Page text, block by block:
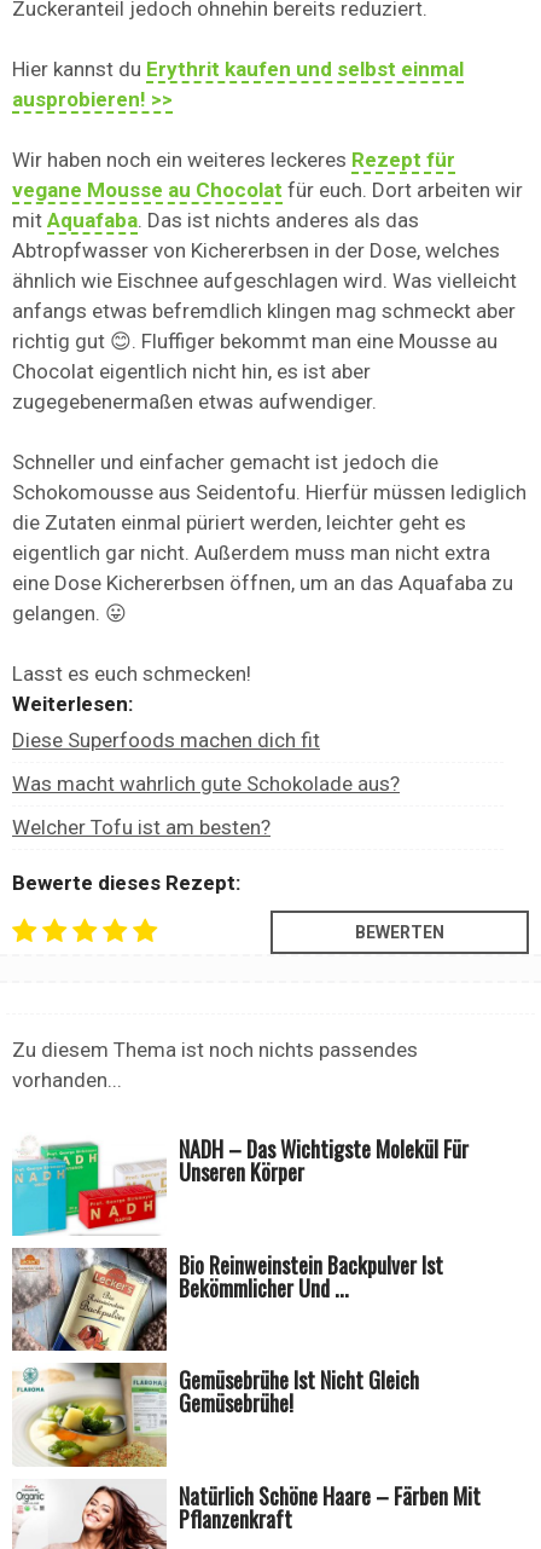
Zuckeranteil jedoch ohnehin bereits reduziert.
Hier kannst du Erythrit kaufen und selbst einmal
ausprobieren! >>
Wir haben noch ein weiteres leckeres Rezept für
vegane Mousse au Chocolat für euch. Dort arbeiten wir
mit Aquafaba. Das ist nichts anderes als das
Abtropfwasser von Kichererbsen in der Dose, welches
ähnlich wie Eischnee aufgeschlagen wird. Was vielleicht
anfangs etwas befremdlich klingen mag schmeckt aber
richtig gut 😊. Fluffiger bekommt man eine Mousse au
Chocolat eigentlich nicht hin, es ist aber
zugegebenermaßen etwas aufwendiger.
Schneller und einfacher gemacht ist jedoch die
Schokomousse aus Seidentofu. Hierfür müssen lediglich
die Zutaten einmal püriert werden, leichter geht es
eigentlich gar nicht. Außerdem muss man nicht extra
eine Dose Kichererbsen öffnen, um an das Aquafaba zu
gelangen. 😛
Lasst es euch schmecken!
Weiterlesen:
Diese Superfoods machen dich fit
Was macht wahrlich gute Schokolade aus?
Welcher Tofu ist am besten?
Bewerte dieses Rezept:
Zu diesem Thema ist noch nichts passendes
vorhanden...
NADH – Das Wichtigste Molekül Für
Unseren Körper
Bio Reinweinstein Backpulver Ist
Bekömmlicher Und ...
Gemüsebrühe Ist Nicht Gleich
Gemüsebrühe!
Natürlich Schöne Haare – Färben Mit
Pflanzenkraft